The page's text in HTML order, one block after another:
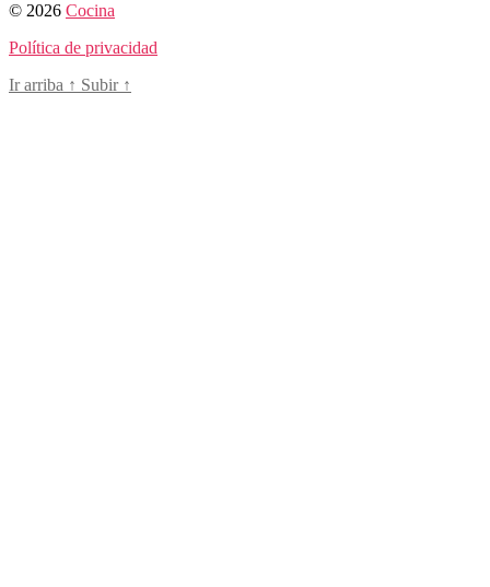
© 2026 Cocina
Política de privacidad
Ir arriba ↑ Subir ↑